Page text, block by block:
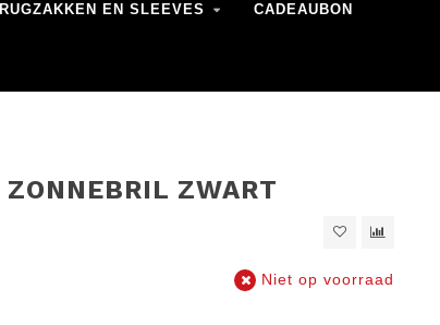
RUGZAKKEN EN SLEEVES CADEAUBON
ZONNEBRIL ZWART
Niet op voorraad